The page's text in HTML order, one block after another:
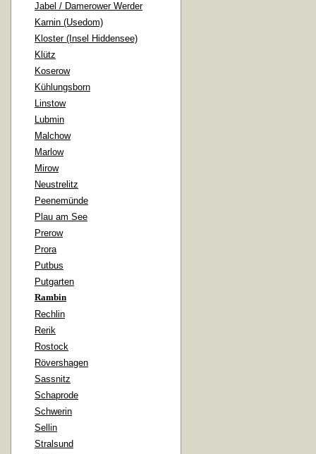
Jabel / Damerower Werder
Karnin (Usedom)
Kloster (Insel Hiddensee)
Klütz
Koserow
Kühlungsborn
Linstow
Lubmin
Malchow
Marlow
Mirow
Neustrelitz
Peenemünde
Plau am See
Prerow
Prora
Putbus
Putgarten
Rambin
Rechlin
Rerik
Rostock
Rövershagen
Sassnitz
Schaprode
Schwerin
Sellin
Stralsund